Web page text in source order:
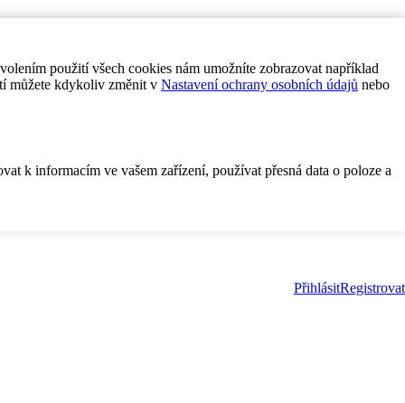
použití všech cookies nám umožníte zobrazovat například
můžete kdykoliv změnit v Nastavení ochrany osobních údajů nebo
k informacím ve vašem zařízení, používat přesná data o poloze a
PřihlásitRegistrovat